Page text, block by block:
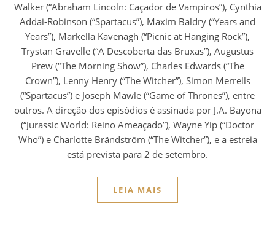
Walker (“Abraham Lincoln: Caçador de Vampiros”), Cynthia
Addai-Robinson (“Spartacus”), Maxim Baldry (“Years and
Years”), Markella Kavenagh (“Picnic at Hanging Rock”),
Trystan Gravelle (“A Descoberta das Bruxas”), Augustus
Prew (“The Morning Show”), Charles Edwards (“The
Crown”), Lenny Henry (“The Witcher”), Simon Merrells
(“Spartacus”) e Joseph Mawle (“Game of Thrones”), entre
outros. A direção dos episódios é assinada por J.A. Bayona
(“Jurassic World: Reino Ameaçado”), Wayne Yip (“Doctor
Who”) e Charlotte Brändström (“The Witcher”), e a estreia
está prevista para 2 de setembro.
LEIA MAIS